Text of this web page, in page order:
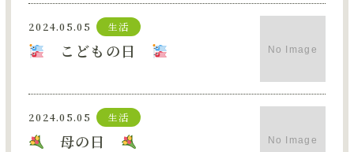
2024.05.05 生活
こどもの日
2024.05.05 生活
母の日